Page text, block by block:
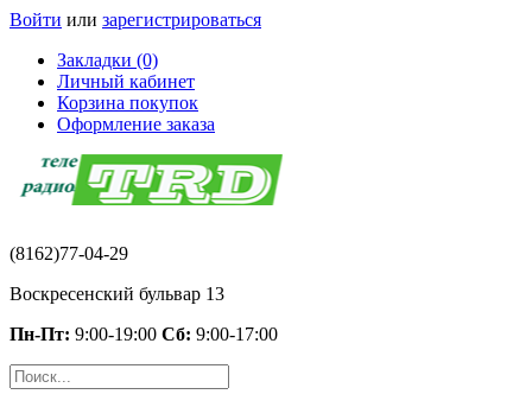
Войти или зарегистрироваться
Закладки (0)
Личный кабинет
Корзина покупок
Оформление заказа
(8162)77-04-29
Воскресенский бульвар 13
Пн-Пт: 9:00-19:00 Сб: 9:00-17:00